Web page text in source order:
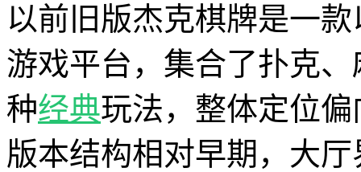
以前旧版杰克棋牌是一
游戏平台，集合了扑克
种经典玩法，整体定位偏
版本结构相对早期，大